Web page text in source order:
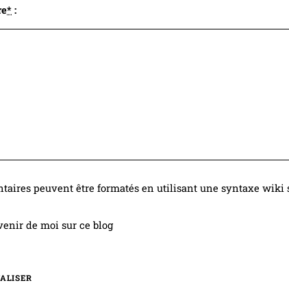
* :
peuvent être formatés en utilisant une syntaxe wiki
de moi sur ce blog